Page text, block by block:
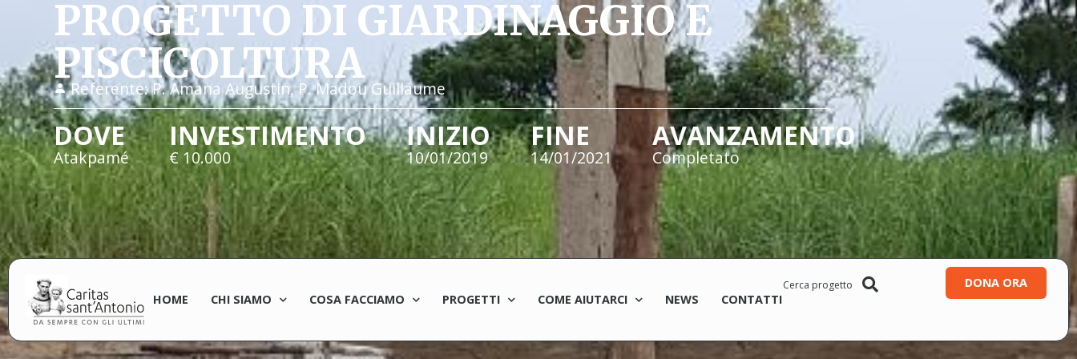
HOME CHI SIAMO COSA FACCIAMO PROGETTI COME AIUTARCI NEWS CONTATTI
DONA ORA
PROGETTO DI GIARDINAGGIO E
PISCICOLTURA
Referente:P. Amana Augustin, P. Madou Guillaume
DOVE
Atakpamé
INVESTIMENTO
€ 10.000
INIZIO
10/01/2019
FINE
14/01/2021
AVANZAMENTO
Completato